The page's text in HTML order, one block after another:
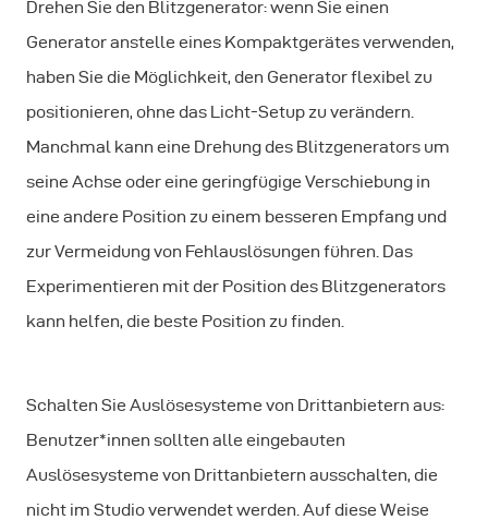
Drehen Sie den Blitzgenerator: wenn Sie einen
Generator anstelle eines Kompaktgerätes verwenden,
haben Sie die Möglichkeit, den Generator flexibel zu
positionieren, ohne das Licht-Setup zu verändern.
Manchmal kann eine Drehung des Blitzgenerators um
seine Achse oder eine geringfügige Verschiebung in
eine andere Position zu einem besseren Empfang und
zur Vermeidung von Fehlauslösungen führen. Das
Experimentieren mit der Position des Blitzgenerators
kann helfen, die beste Position zu finden.
Schalten Sie Auslösesysteme von Drittanbietern aus:
Benutzer*innen sollten alle eingebauten
Auslösesysteme von Drittanbietern ausschalten, die
nicht im Studio verwendet werden. Auf diese Weise